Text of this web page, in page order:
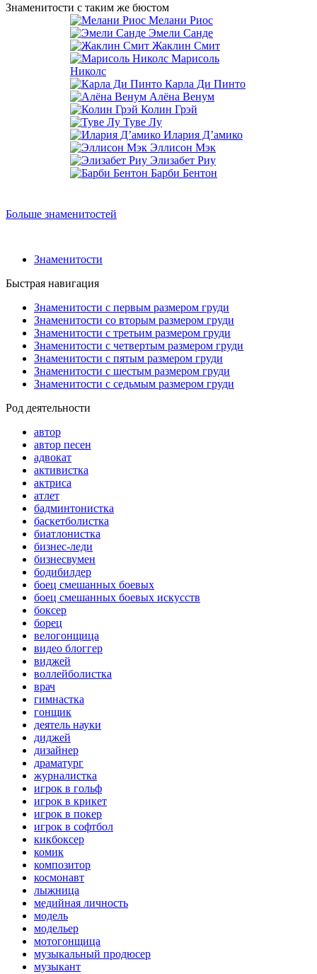
Знаменитости с таким же бюстом
Мелани Риос
Эмели Санде
Жаклин Смит
Марисоль
Николс
Карла Ди Пинто
Алёна Венум
Колин Грэй
Туве Лу
Илария Д’амико
Эллисон Мэк
Элизабет Риу
Барби Бентон
Больше знаменитостей
Знаменитости
Быстрая навигация
Знаменитости с первым размером груди
Знаменитости со вторым размером груди
Знаменитости с третьим размером груди
Знаменитости с четвертым размером груди
Знаменитости с пятым размером груди
Знаменитости с шестым размером груди
Знаменитости с седьмым размером груди
Род деятельности
автор
автор песен
адвокат
активистка
актриса
атлет
бадминтонистка
баскетболистка
биатлонистка
бизнес-леди
бизнесвумен
бодибилдер
боец смешанных боевых
боец смешанных боевых искусств
боксер
борец
велогонщица
видео блоггер
виджей
воллейболистка
врач
гимнастка
гонщик
деятель науки
диджей
дизайнер
драматург
журналистка
игрок в гольф
игрок в крикет
игрок в покер
игрок в софтбол
кикбоксер
комик
композитор
космонавт
лыжница
медийная личность
модель
модельер
мотогонщица
музыкальный продюсер
музыкант